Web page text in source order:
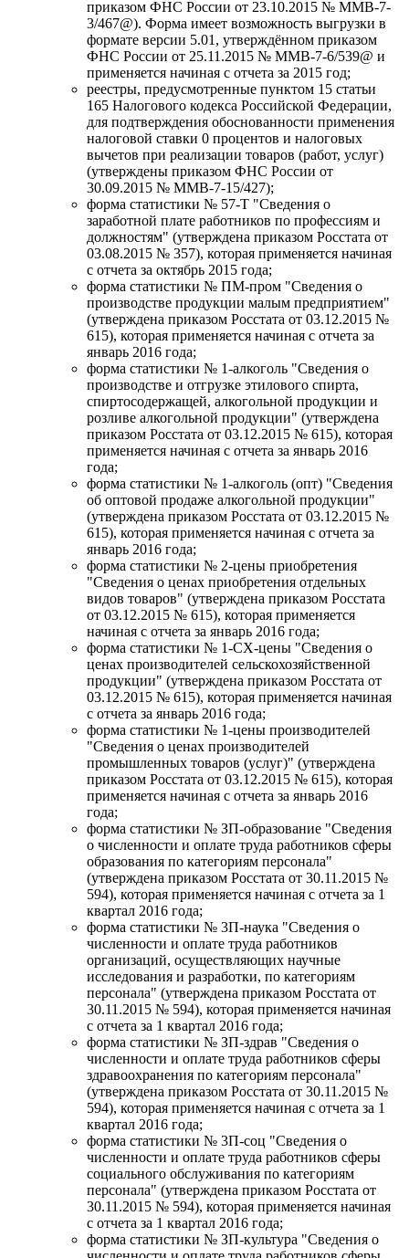
приказом ФНС России от 23.10.2015 № ММВ-7-
3/467@). Форма имеет возможность выгрузки в
формате версии 5.01, утверждённом приказом
ФНС России от 25.11.2015 № ММВ-7-6/539@ и
применяется начиная с отчета за 2015 год;
реестры, предусмотренные пунктом 15 статьи
165 Налогового кодекса Российской Федерации,
для подтверждения обоснованности применения
налоговой ставки 0 процентов и налоговых
вычетов при реализации товаров (работ, услуг)
(утверждены приказом ФНС России от
30.09.2015 № MMB-7-15/427);
форма статистики № 57-Т "Сведения о
заработной плате работников по профессиям и
должностям" (утверждена приказом Росстата от
03.08.2015 № 357), которая применяется начиная
с отчета за октябрь 2015 года;
форма статистики № ПМ-пром "Сведения о
производстве продукции малым предприятием"
(утверждена приказом Росстата от 03.12.2015 №
615), которая применяется начиная с отчета за
январь 2016 года;
форма статистики № 1-алкоголь "Сведения о
производстве и отгрузке этилового спирта,
спиртосодержащей, алкогольной продукции и
розливе алкогольной продукции" (утверждена
приказом Росстата от 03.12.2015 № 615), которая
применяется начиная с отчета за январь 2016
года;
форма статистики № 1-алкоголь (опт) "Сведения
об оптовой продаже алкогольной продукции"
(утверждена приказом Росстата от 03.12.2015 №
615), которая применяется начиная с отчета за
январь 2016 года;
форма статистики № 2-цены приобретения
"Сведения о ценах приобретения отдельных
видов товаров" (утверждена приказом Росстата
от 03.12.2015 № 615), которая применяется
начиная с отчета за январь 2016 года;
форма статистики № 1-СХ-цены "Сведения о
ценах производителей сельскохозяйственной
продукции" (утверждена приказом Росстата от
03.12.2015 № 615), которая применяется начиная
с отчета за январь 2016 года;
форма статистики № 1-цены производителей
"Сведения о ценах производителей
промышленных товаров (услуг)" (утверждена
приказом Росстата от 03.12.2015 № 615), которая
применяется начиная с отчета за январь 2016
года;
форма статистики № ЗП-образование "Сведения
о численности и оплате труда работников сферы
образования по категориям персонала"
(утверждена приказом Росстата от 30.11.2015 №
594), которая применяется начиная с отчета за 1
квартал 2016 года;
форма статистики № 3П-наука "Сведения о
численности и оплате труда работников
организаций, осуществляющих научные
исследования и разработки, по категориям
персонала" (утверждена приказом Росстата от
30.11.2015 № 594), которая применяется начиная
с отчета за 1 квартал 2016 года;
форма статистики № ЗП-здрав "Сведения о
численности и оплате труда работников сферы
здравоохранения по категориям персонала"
(утверждена приказом Росстата от 30.11.2015 №
594), которая применяется начиная с отчета за 1
квартал 2016 года;
форма статистики № 3П-соц "Сведения о
численности и оплате труда работников сферы
социального обслуживания по категориям
персонала" (утверждена приказом Росстата от
30.11.2015 № 594), которая применяется начиная
с отчета за 1 квартал 2016 года;
форма статистики № ЗП-культура "Сведения о